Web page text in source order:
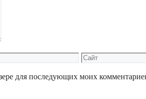
Сайт
для последующих моих